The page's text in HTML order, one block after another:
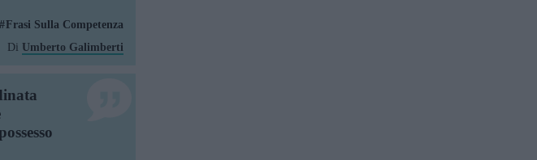
Frasi Sulla Competenza
Di Umberto Galimberti